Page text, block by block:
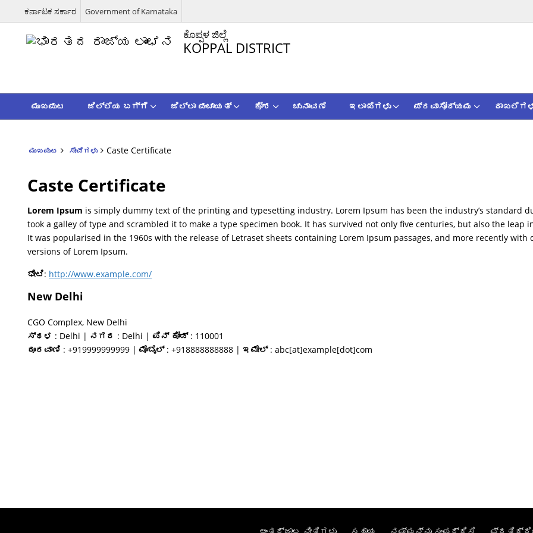
ಕರ್ನಾಟಕ ಸರ್ಕಾರ Government of Karnataka
ಕೊಪ್ಪಳ ಜಿಲ್ಲೆ
KOPPAL DISTRICT
ಮುಖಪುಟ ಜಿಲ್ಲೆಯ ಬಗ್ಗೆ ಜಿಲ್ಲಾ ಪಂಚಾಯತ್ ಕೋಶ ಚುನಾವಣೆ ಇಲಾಖೆಗಳು ಪ್ರವಾಸೋದ್ಯಮ
ಮುಖಪುಟ ಸೇವೆಗಳು Caste Certificate
Caste Certificate
Lorem Ipsum is simply dummy text of the printing and typesetting industry. Lorem Ipsum has been the industry’s standard
took a galley of type and scrambled it to make a type specimen book. It has survived not only five centuries, but also the
It was popularised in the 1960s with the release of Letraset sheets containing Lorem Ipsum passages, and more recently
versions of Lorem Ipsum.
ಭೇಟಿ: http://www.example.com/
New Delhi
CGO Complex, New Delhi
ಸ್ಥಳ : Delhi | ನಗರ : Delhi |ಪಿನ್ ಕೋಡ್: 110001
ದೂರವಾಣಿ : +919999999999 |ಮೊಬೈಲ್: +918888888888 |ಇಮೇಲ್: abc[at]example[dot]com